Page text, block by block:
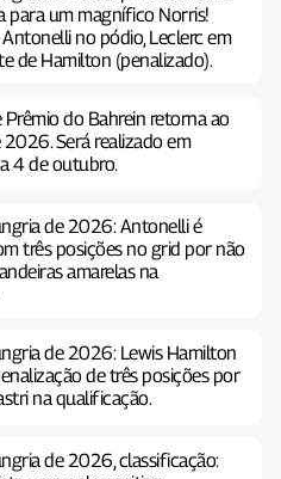
para um magnífico Norris!
no pódio, Leclerc em
de Hamilton (penalizado).
Prêmio do Bahrein retorna ao
Será realizado em
4 de outubro.
de 2026: Antonelli é
três posições no grid por não
amarelas na
de 2026: Lewis Hamilton
de três posições por
na qualificação.
de 2026, classificação: